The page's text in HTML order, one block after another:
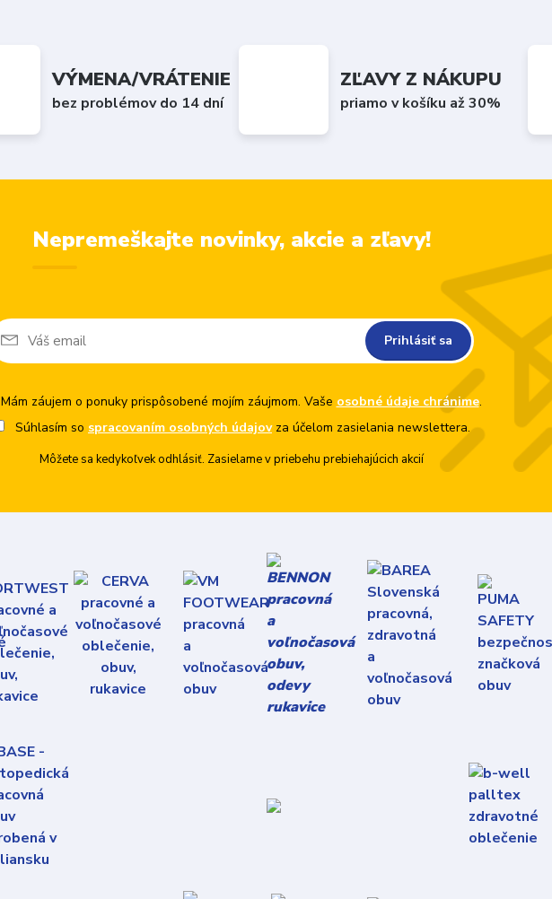
VÝMENA/VRÁTENIE
bez problémov do 14 dní
ZĽAVY Z NÁKUPU
priamo v košíku až 30%
Nepremeškajte novinky, akcie a zľavy!
Prihlásiť sa
Mám záujem o ponuky prispôsobené mojím záujmom. Vaše osobné údaje chránime.
Súhlasím so spracovaním osobných údajovza účelom zasielania newslettera.
Môžete sa kedykoľvek odhlásiť. Zasielame v priebehu prebiehajúcich akcií